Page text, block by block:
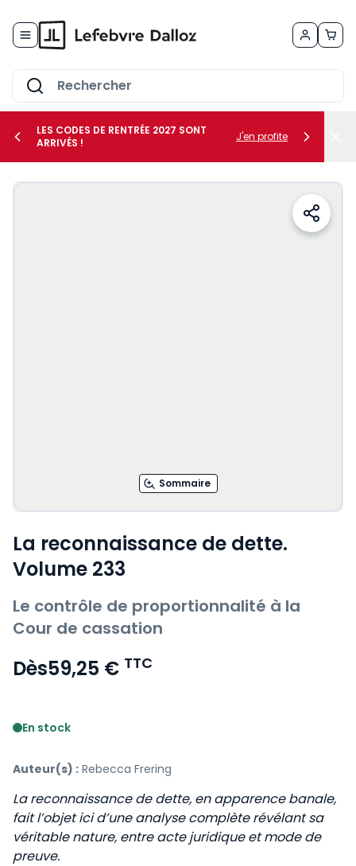
le sous-menu Vos métiers
LES CODES DE RENTRÉE 2027 SONT
ARRIVÉS !
J'en profite
Sommaire
La reconnaissance de dette.
Volume 233
Le contrôle de proportionnalité à la
Cour de cassation
Dès59,25 € TTC
En stock
Auteur(s) : Rebecca Frering
La reconnaissance de dette, en apparence banale,
fait l’objet ici d’une analyse complète révélant sa
véritable nature, entre acte juridique et mode de
preuve.